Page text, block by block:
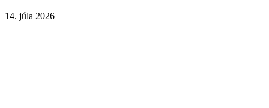
14. júla 2026